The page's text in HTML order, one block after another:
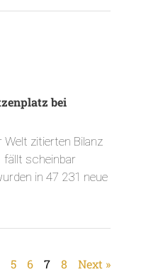
bei
Welt zitierten Bilanz
fällt scheinbar
in 47 231 neue
5 6 7 8 Next »